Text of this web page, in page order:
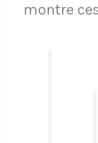
montre